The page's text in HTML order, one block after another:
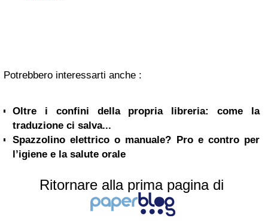
Potrebbero interessarti anche :
Oltre i confini della propria libreria: come la
traduzione ci salva...
Spazzolino elettrico o manuale? Pro e contro per
l’igiene e la salute orale
Ritornare alla prima pagina di